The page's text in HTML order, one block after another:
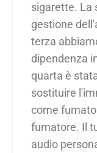
sigarette. La
gestione
terza
dipendenza
quarta è
sostituire
come
fumatore. Il
audio